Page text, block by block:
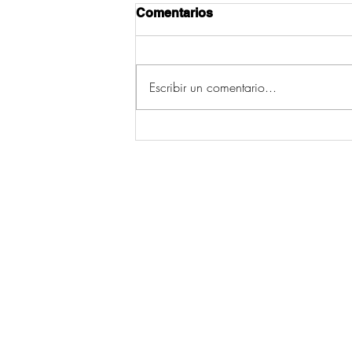
Comentarios
Escribir un comentario...